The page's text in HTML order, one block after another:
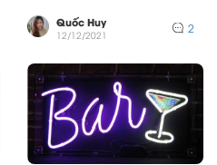
Quốc Huy
12/12/2021 2